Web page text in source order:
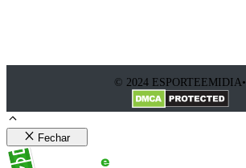
© 2024 ESPORTEEMIDIA•
Fechar